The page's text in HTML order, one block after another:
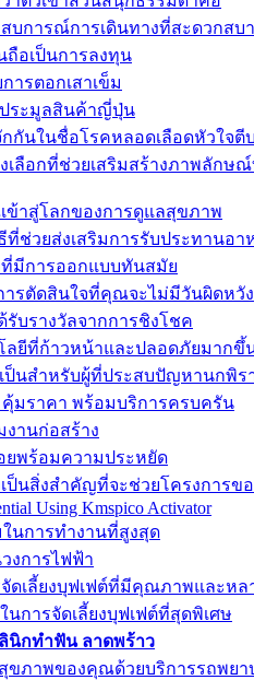
บการณ์การเดินทางที่สะดวกสบ
ถือเป็นการลงทุน
ารตอกเสาเข็ม
ประมูลสินค้าญี่ปุ่น
กันในชื่อโรคหลอดเลือดหัวใจตีบ
เลือกที่ช่วยเสริมสร้างภาพลักษ
เข้าสู่โลกของการดูแลสุขภาพ
ที่ช่วยส่งเสริมการรับประทานอา
ที่มีการออกแบบทันสมัย
ารตัดสินใจที่คุณจะไม่มีวันผิดหวัง
บรางวัลจากการชิงโชค
ลยีที่ก้าวหน้าและปลอดภัยมากขึ้
ป็นสำหรับผู้ที่ประสบปัญหานกพิร
มราคา พร้อมบริการครบครัน
านก่อสร้าง
ยพร้อมความประหยัด
ป็นสิ่งสำคัญที่จะช่วยโครงการข
Using Kmspico Activator
ในการทำงานที่สูงสุด
งการไฟฟ้า
ดเลี้ยงบุฟเฟต์ที่มีคุณภาพและหล
การจัดเลี้ยงบุฟเฟต์ที่สุดพิเศษ
นิกทำฟัน ลาดพร้าว
ขภาพของคุณด้วยบริการรถพยา